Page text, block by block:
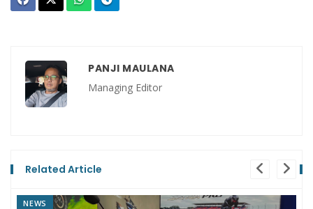
PANJI MAULANA
Managing Editor
Related Article
NEWS